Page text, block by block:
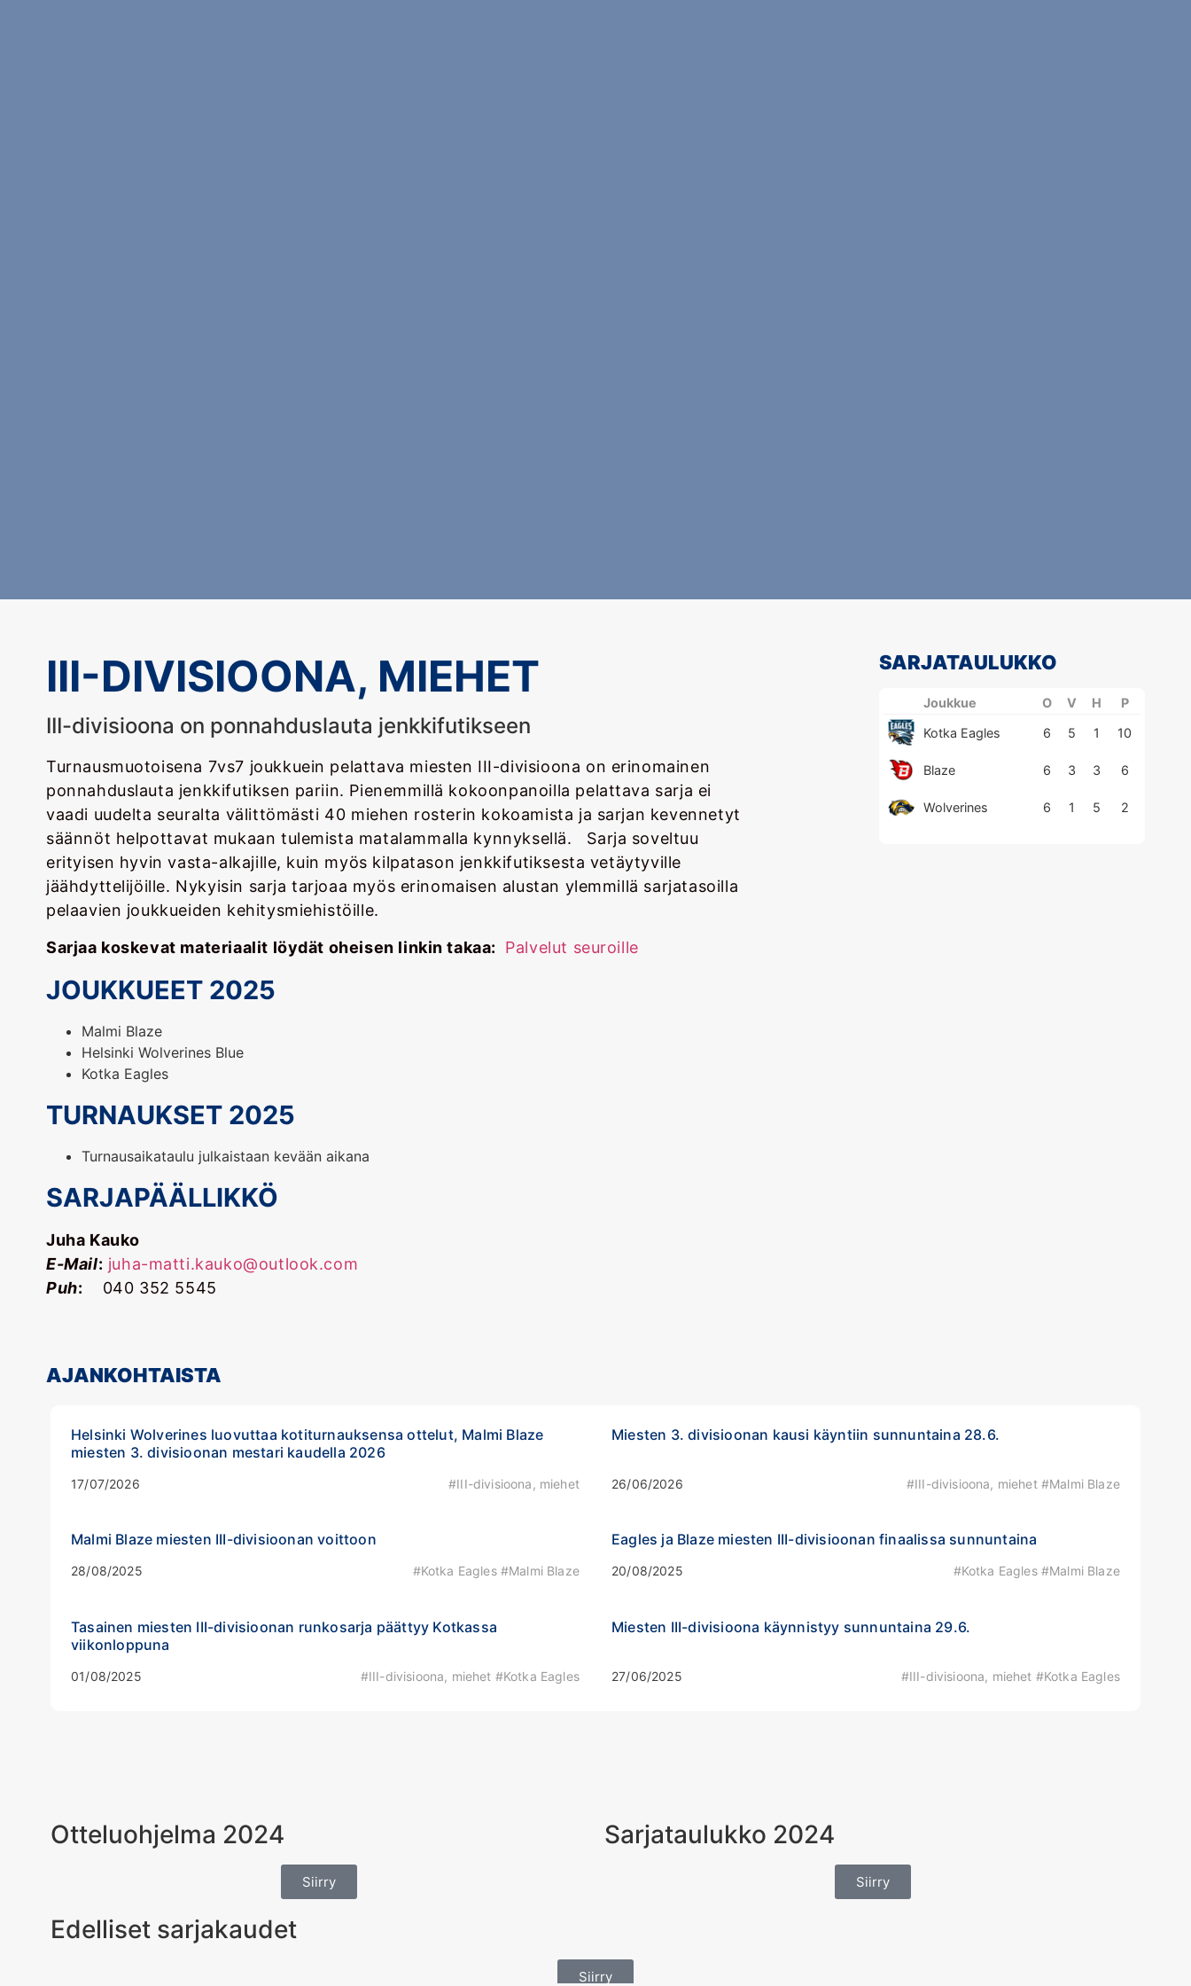
III-DIVISIOONA, MIEHET
III-divisioona on ponnahduslauta jenkkifutikseen
Turnausmuotoisena 7vs7 joukkuein pelattava miesten III-divisioona on erinomainen
ponnahduslauta jenkkifutiksen pariin. Pienemmillä kokoonpanoilla pelattava sarja ei
vaadi uudelta seuralta välittömästi 40 miehen rosterin kokoamista ja sarjan kevennetyt
säännöt helpottavat mukaan tulemista matalammalla kynnyksellä. Sarja soveltuu
erityisen hyvin vasta-alkajille, kuin myös kilpatason jenkkifutiksesta vetäytyville
jäähdyttelijöille. Nykyisin sarja tarjoaa myös erinomaisen alustan ylemmillä sarjatasoilla
pelaavien joukkueiden kehitysmiehistöille.
Sarjaa koskevat materiaalit löydät oheisen linkin takaa:
Palvelut seuroille
JOUKKUEET 2025
Malmi Blaze
Helsinki Wolverines Blue
Kotka Eagles
TURNAUKSET 2025
Turnausaikataulu julkaistaan kevään aikana
SARJAPÄÄLLIKKÖ
Juha Kauko
E-Mail: juha-matti.kauko@outlook.com
Puh: 040 352 5545
SARJATAULUKKO
Joukkue O V H
P
Kotka Eagles
6 5 1 10
Blaze 6 3 3 6
Wolverines 6 1 5 2
AJANKOHTAISTA
Helsinki Wolverines luovuttaa kotiturnauksensa ottelut, Malmi Blaze
miesten 3. divisioonan mestari kaudella 2026
17/07/2026 #III-divisioona, miehet
Miesten 3. divisioonan kausi käyntiin sunnuntaina 28.6.
26/06/2026 #III-divisioona, miehet #Malmi Blaze
Malmi Blaze miesten III-divisioonan voittoon
28/08/2025 #Kotka Eagles #Malmi Blaze
Eagles ja Blaze miesten III-divisioonan finaalissa sunnuntaina
20/08/2025 #Kotka Eagles #Malmi Blaze
Tasainen miesten III-divisioonan runkosarja päättyy Kotkassa
viikonloppuna
01/08/2025 #III-divisioona, miehet #Kotka Eagles
Miesten III-divisioona käynnistyy sunnuntaina 29.6.
27/06/2025 #III-divisioona, miehet #Kotka Eagles
Otteluohjelma 2024
Siirry
Sarjataulukko 2024
Siirry
Edelliset sarjakaudet
Siirry